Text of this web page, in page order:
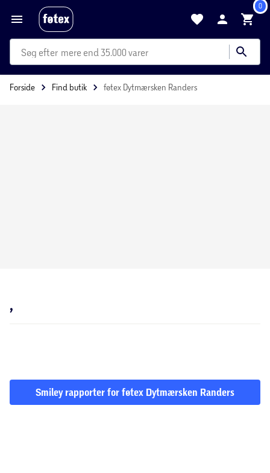
0
mere end 35.000 varer
Forside Find butik føtex Dytmærsken Randers
,
Smiley rapporter for føtex Dytmærsken Randers